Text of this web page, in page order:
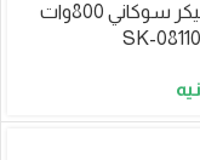
جريل ميكر سوكاني 800وات